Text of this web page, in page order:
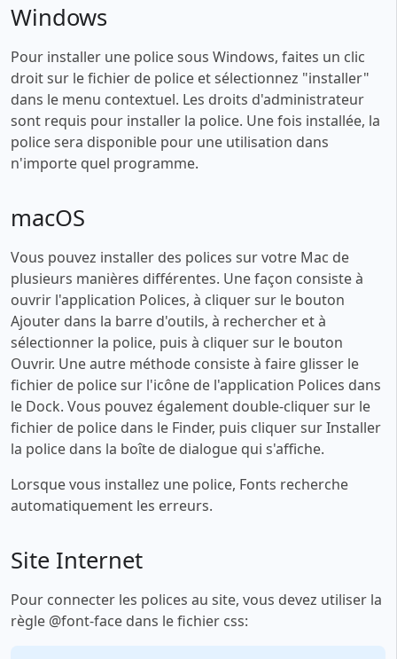
Windows
Pour installer une police sous Windows, faites un clic
droit sur le fichier de police et sélectionnez "installer"
dans le menu contextuel. Les droits d'administrateur
sont requis pour installer la police. Une fois installée, la
police sera disponible pour une utilisation dans
n'importe quel programme.
macOS
Vous pouvez installer des polices sur votre Mac de
plusieurs manières différentes. Une façon consiste à
ouvrir l'application Polices, à cliquer sur le bouton
Ajouter dans la barre d'outils, à rechercher et à
sélectionner la police, puis à cliquer sur le bouton
Ouvrir. Une autre méthode consiste à faire glisser le
fichier de police sur l'icône de l'application Polices dans
le Dock. Vous pouvez également double-cliquer sur le
fichier de police dans le Finder, puis cliquer sur Installer
la police dans la boîte de dialogue qui s'affiche.
Lorsque vous installez une police, Fonts recherche
automatiquement les erreurs.
Site Internet
Pour connecter les polices au site, vous devez utiliser la
règle @font-face dans le fichier css: